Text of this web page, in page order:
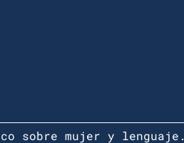
sobre mujer y lenguaje.